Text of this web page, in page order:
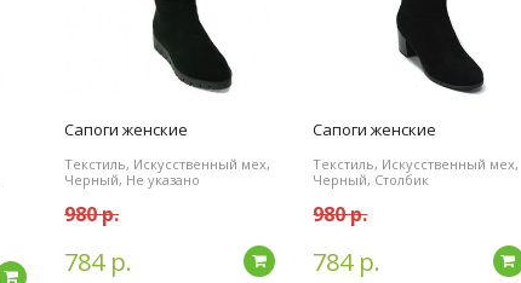
Подробнее
Сапоги женские
Текстиль, Искусственный мех,
Черный, Не указано
980 р.
784 р. Подробнее
Сапоги женские
Текстиль, Искусственный мех,
Черный, Столбик
980 р.
784 р.